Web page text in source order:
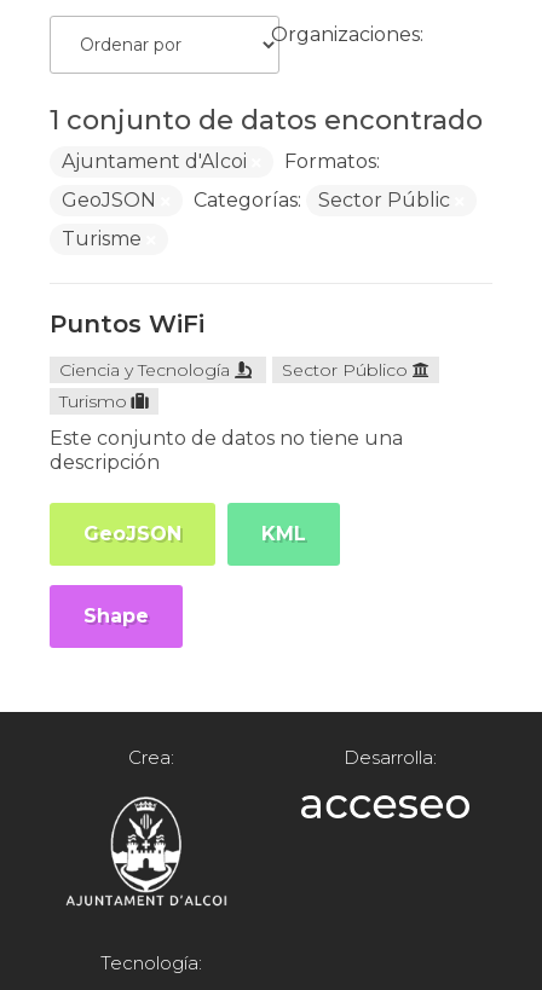
1 conjunto de datos encontrado
Organizaciones:
Ajuntament d'Alcoi
Formatos:
GeoJSON
Categorías:
Sector Públic
Turisme
Puntos WiFi
Ciencia y Tecnología
Sector Público
Turismo
Este conjunto de datos no tiene una
descripción
GeoJSON KML
Shape
Crea: Desarrolla:
Tecnología: